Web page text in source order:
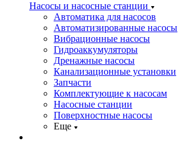
Насосы и насосные станции
Автоматика для насосов
Автоматизированные насосы
Вибрационные насосы
Гидроаккумуляторы
Дренажные насосы
Канализационные установки
Запчасти
Комплектующие к насосам
Насосные станции
Поверхностные насосы
Еще